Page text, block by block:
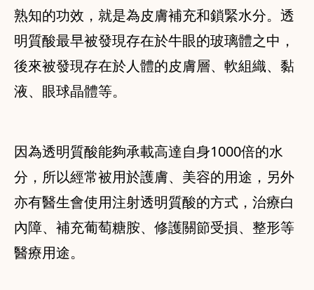
熟知的功效，就是為皮膚補充和鎖緊水分。透
明質酸最早被發現存在於牛眼的玻璃體之中，
後來被發現存在於人體的皮膚層、軟組織、黏
因為透明質酸能夠承載高達自身1000倍的水
分，所以經常被用於護膚、美容的用途，另外
亦有醫生會使用注射透明質酸的方式，治療白
內障、補充葡萄糖胺、修護關節受損、整形等